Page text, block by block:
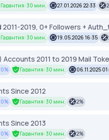
Гарантия: 30 мин. 27.01.2026 22:33
2019, 0+ Followers +
Гарантия: 30 мин. 19.05.2026 16:35
2011 to 2019 Mail
0% Гарантия: 30 мин. 06.11.2025
Since 2012
0% Гарантия: 30 мин. 2%
Since 2013
0% Гарантия: 30 мин. 2%